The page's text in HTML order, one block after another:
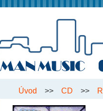
Úvod >> CD >>